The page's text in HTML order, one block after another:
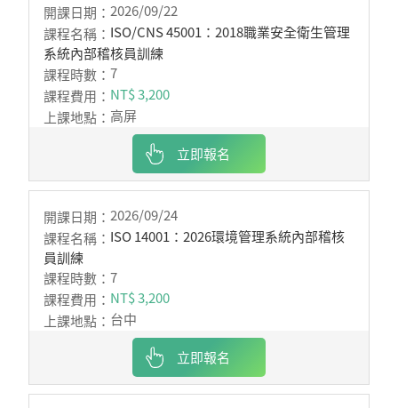
2026/09/22
ISO/CNS 45001：2018職業安全衛生管理
系統內部稽核員訓練
7
NT$ 3,200
高屏
立即報名
2026/09/24
ISO 14001：2026環境管理系統內部稽核
員訓練
7
NT$ 3,200
台中
立即報名